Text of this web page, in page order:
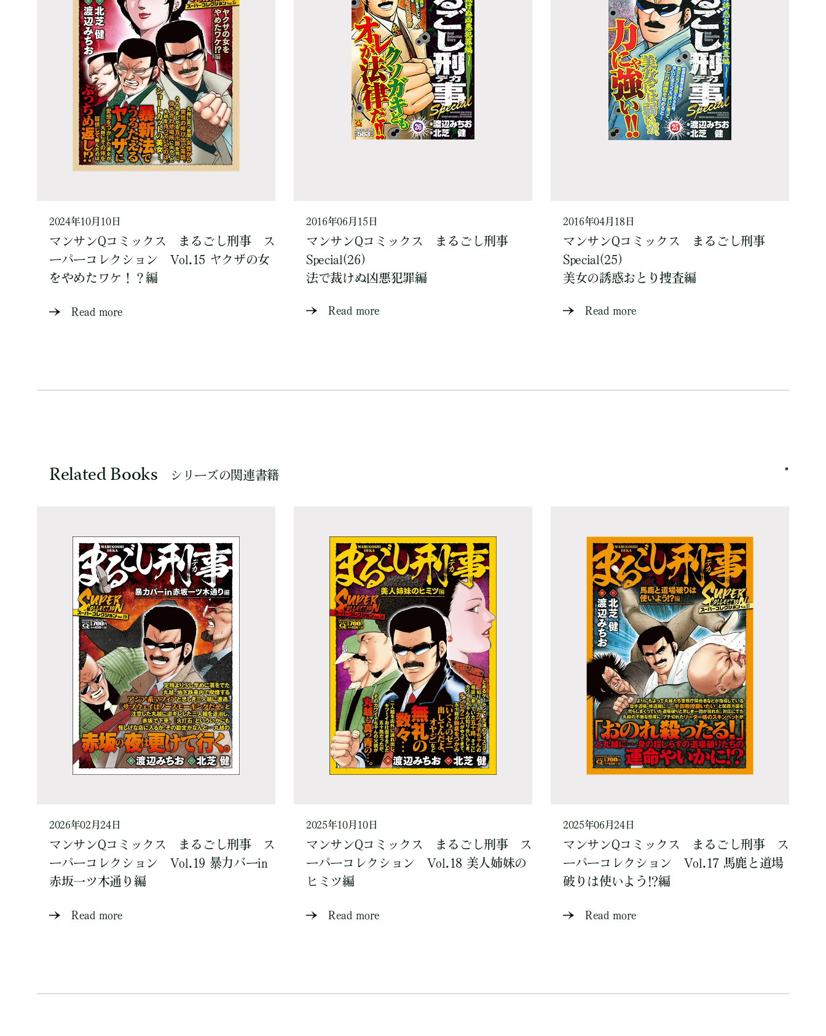
2024年10月10日
マンサンQコミックス まるごし刑事 ス
ーパーコレクション Vol.15 ヤクザの女
をやめたワケ！？編
Read more
2016年06月15日
マンサンQコミックス まるごし刑事
Special(26)
法で裁けぬ凶悪犯罪編
Read more
2016年04月18日
マンサンQコミックス まるごし刑事
Special(25)
美女の誘惑おとり捜査編
Read more
Related Books シリーズの関連書籍
2026年02月24日
マンサンQコミックス まるごし刑事 ス
ーパーコレクション Vol.19 暴力バーin
赤坂一ツ木通り編
Read more
2025年10月10日
マンサンQコミックス まるごし刑事 ス
ーパーコレクション Vol.18 美人姉妹の
ヒミツ編
Read more
2025年06月24日
マンサンQコミックス まるごし刑事 ス
ーパーコレクション Vol.17 馬鹿と道場
破りは使いよう!?編
Read more